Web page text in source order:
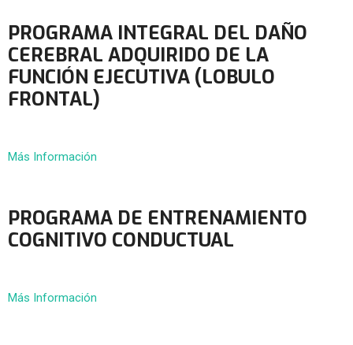
PROGRAMA INTEGRAL DEL DAÑO
CEREBRAL ADQUIRIDO DE LA
FUNCIÓN EJECUTIVA (LOBULO
FRONTAL)
Más Información
PROGRAMA DE ENTRENAMIENTO
COGNITIVO CONDUCTUAL
Más Información